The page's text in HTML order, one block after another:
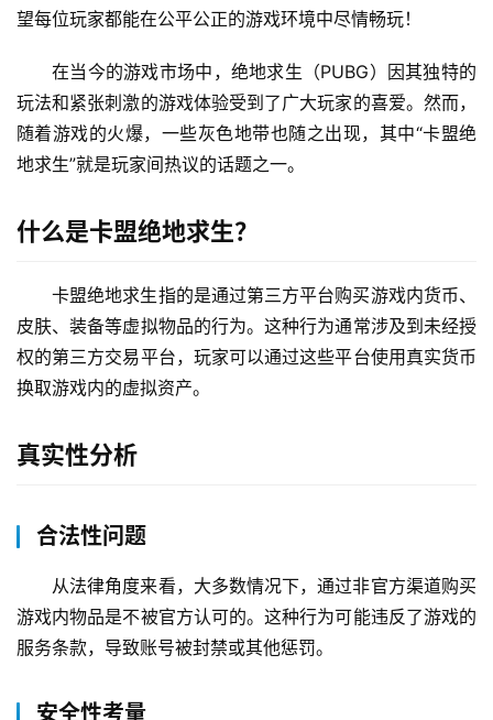
望每位玩家都能在公平公正的游戏环境中尽情畅玩！
在当今的游戏市场中，绝地求生（PUBG）因其独特的
玩法和紧张刺激的游戏体验受到了广大玩家的喜爱。然而，
随着游戏的火爆，一些灰色地带也随之出现，其中“卡盟绝
地求生”就是玩家间热议的话题之一。
什么是卡盟绝地求生？
卡盟绝地求生指的是通过第三方平台购买游戏内货币、
皮肤、装备等虚拟物品的行为。这种行为通常涉及到未经授
权的第三方交易平台，玩家可以通过这些平台使用真实货币
换取游戏内的虚拟资产。
真实性分析
合法性问题
从法律角度来看，大多数情况下，通过非官方渠道购买
游戏内物品是不被官方认可的。这种行为可能违反了游戏的
服务条款，导致账号被封禁或其他惩罚。
安全性考量